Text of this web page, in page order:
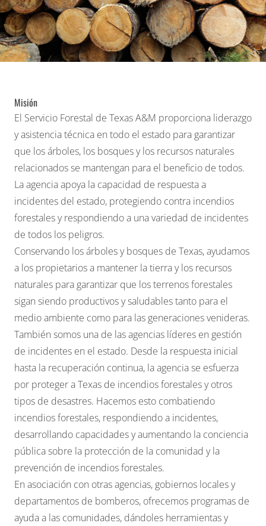
Misión
El Servicio Forestal de Texas A&M proporciona liderazgo
y asistencia técnica en todo el estado para garantizar
que los árboles, los bosques y los recursos naturales
relacionados se mantengan para el beneficio de todos.
La agencia apoya la capacidad de respuesta a
incidentes del estado, protegiendo contra incendios
forestales y respondiendo a una variedad de incidentes
de todos los peligros.
Conservando los árboles y bosques de Texas, ayudamos
a los propietarios a mantener la tierra y los recursos
naturales para garantizar que los terrenos forestales
sigan siendo productivos y saludables tanto para el
medio ambiente como para las generaciones venideras.
También somos una de las agencias líderes en gestión
de incidentes en el estado. Desde la respuesta inicial
hasta la recuperación continua, la agencia se esfuerza
por proteger a Texas de incendios forestales y otros
tipos de desastres. Hacemos esto combatiendo
incendios forestales, respondiendo a incidentes,
desarrollando capacidades y aumentando la conciencia
pública sobre la protección de la comunidad y la
prevención de incendios forestales.
En asociación con otras agencias, gobiernos locales y
departamentos de bomberos, ofrecemos programas de
ayuda a las comunidades, dándoles herramientas y